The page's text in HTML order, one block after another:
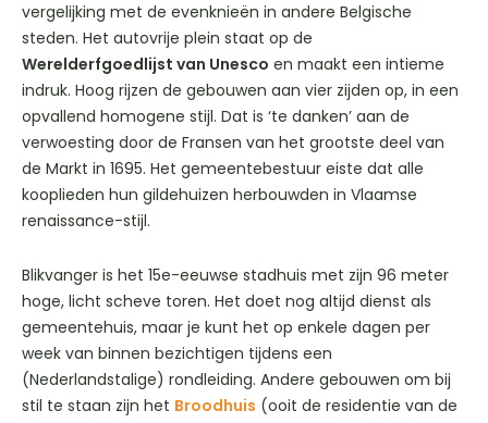
vergelijking met de evenknieën in andere Belgische
steden. Het autovrije plein staat op de
Werelderfgoedlijst van Unesco en maakt een intieme
indruk. Hoog rijzen de gebouwen aan vier zijden op, in een
opvallend homogene stijl. Dat is ‘te danken’ aan de
verwoesting door de Fransen van het grootste deel van
de Markt in 1695. Het gemeentebestuur eiste dat alle
kooplieden hun gildehuizen herbouwden in Vlaamse
renaissance-stijl.
Blikvanger is het 15e-eeuwse stadhuis met zijn 96 meter
hoge, licht scheve toren. Het doet nog altijd dienst als
gemeentehuis, maar je kunt het op enkele dagen per
week van binnen bezichtigen tijdens een
(Nederlandstalige) rondleiding. Andere gebouwen om bij
stil te staan zijn het Broodhuis (ooit de residentie van de